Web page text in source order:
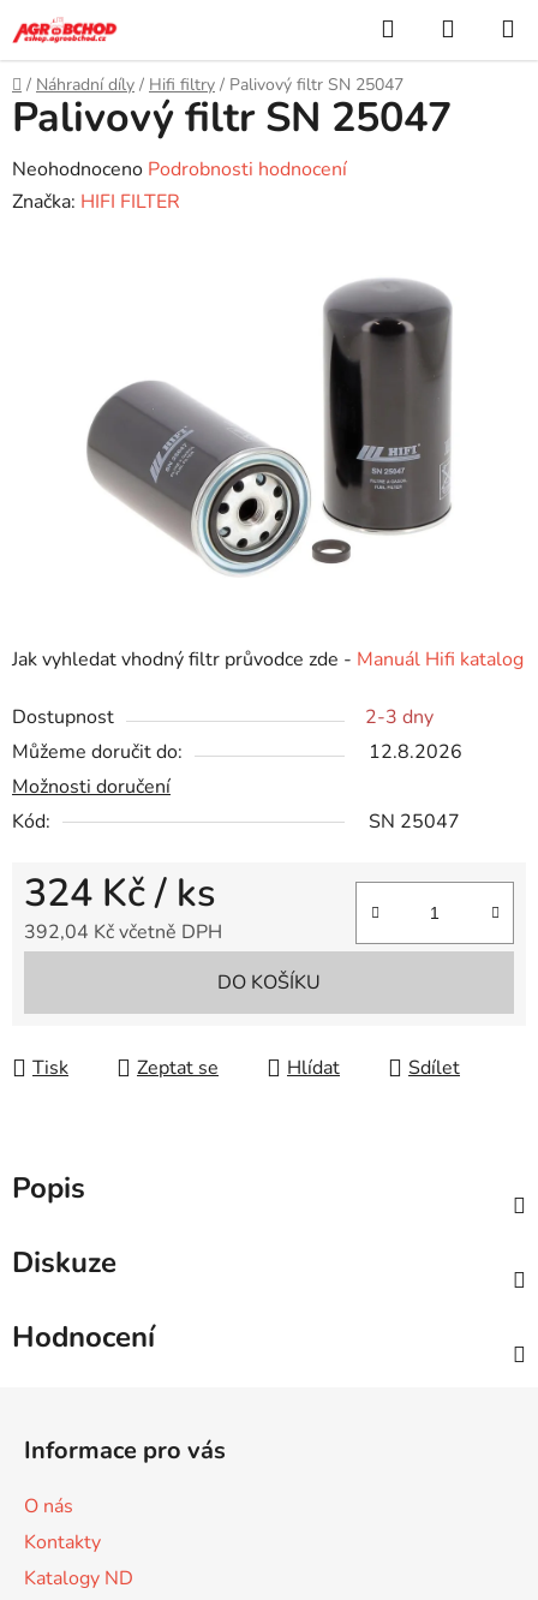
na
obsah
Hledat
KOŠÍK
Domů
/ Náhradní díly / Hifi filtry / Palivový filtr SN 25047
Jak vyhledat vhodný filtr průvodce zde - Manuál Hifi katalog
Dostupnost
2-3 dny
Můžeme doručit do:
12.8.2026
Možnosti doručení
Kód:
SN 25047
324 Kč/ ks
392,04 Kč včetně DPH
DO KOŠÍKU
Tisk Zeptat se Hlídat Sdílet
Palivový filtr SN 25047
Průměrné
hodnocení
Neohodnoceno Podrobnosti hodnocení
Značka: HIFI FILTER
Popis
Diskuze
Hodnocení
Informace pro vás
O nás
Kontakty
Katalogy ND